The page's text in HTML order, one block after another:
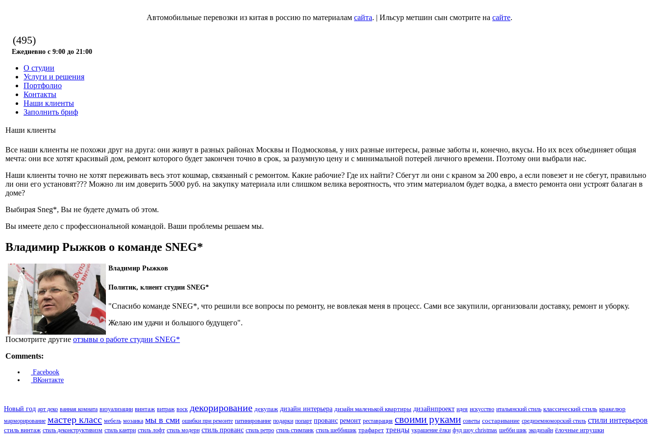
Автомобильные перевозки из китая в россию по материалам сайта. | Ильсур метшин сын смотрите на сайте.
(495)
Ежедневно с 9:00 до 21:00
О студии
Услуги и решения
Портфолио
Контакты
Наши клиенты
Заполнить бриф
Наши клиенты
Все наши клиенты не похожи друг на друга: они живут в разных районах Москвы и Подмосковья, у них разные интересы, разные заботы и, конечно, вкусы. Но их всех объединяет общая
мечта: они все хотят красивый дом, ремонт которого будет закончен точно в срок, за разумную цену и с минимальной потерей личного времени. Поэтому они выбрали нас.
Наши клиенты точно не хотят переживать весь этот кошмар, связанный с ремонтом. Какие рабочие? Где их найти? Сбегут ли они с краном за 200 евро, а если повезет и не сбегут, правильно
ли они его установят??? Можно ли им доверить 5000 руб. на закупку материала или слишком велика вероятность, что этим материалом будет водка, а вместо ремонта они устроят балаган в
доме?
Выбирая Sneg*, Вы не будете думать об этом.
Вы имеете дело с профессиональной командой. Ваши проблемы решаем мы.
Владимир Рыжков о команде SNEG*
Владимир Рыжков
Политик, клиент студии SNEG*
"Спасибо команде SNEG*, что решили все вопросы по ремонту, не вовлекая меня в процесс. Сами все закупили, организовали доставку, ремонт и уборку.
Желаю им удачи и большого будущего".
Посмотрите другие отзывы о работе студии SNEG*
Comments:
Facebook
ВКонтакте
Новый год арт деко ванная комната визуализации винтаж витраж воск декорирование декупаж дизайн интерьера дизайн маленькой квартиры дизайнпроект идея искусство итальянский стиль классический стиль кракелюр
марморирование мастер класс мебель мозаика мы в сми ошибки при ремонте патинирование подарки попарт прованс ремонт реставрация своими руками советы состаривание средиземноморский стиль стили интерьеров
стиль винтаж стиль деконструктивизм стиль кантри стиль лофт стиль модерн стиль прованс стиль ретро стиль стимпанк стиль шеббишик трафарет тренды украшение ёлки фуд шоу christmas шебби шик экодизайн ёлочные игрушки